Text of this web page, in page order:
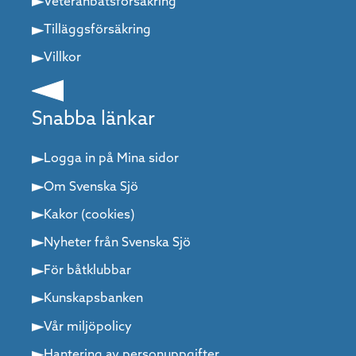
Tilläggsförsäkring
Villkor
Snabba länkar
Logga in på Mina sidor
Om Svenska Sjö
Kakor (cookies)
Nyheter från Svenska Sjö
För båtklubbar
Kunskapsbanken
Vår miljöpolicy